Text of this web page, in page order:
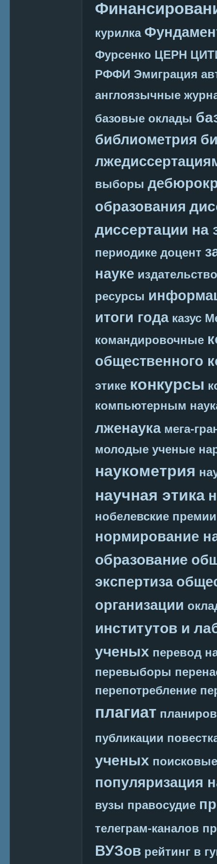
курилка
Фурсенко ЦЕРН
РФФИ Эмиграция
англоязычные
базовые оклады
библиометрия
выборы
образования
диссертации на
периодике доцент
науке издательство
ресурсы
итоги года казус
командировочные
общественного
этике конкурсы
компьютерным
лженаука мега-
молодые ученые
наукометрия
научная этика
нобелевские премии
нормирование
образование
экспертиза
организации
институтов и
ученых перевод
перевыборы
перепотребление
плагиат
публикации
ученых
популяризация
вузы правосудие
телеграм-каналов
ВУЗов рейтинг в